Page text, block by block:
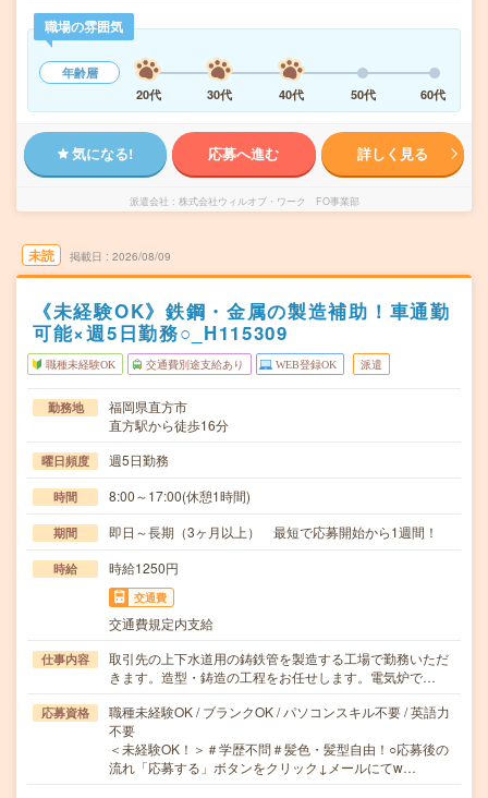
職場の雰囲気
年齢層
20代
30代 40代 50代 60代
気になる! 応募へ進む 詳しく見る
派遣会社 株式会社ウィルオブ・ワーク FO事業部
未読 掲載日 2026/08/09
《未経験OK》鉄鋼・金属の製造補助！車通勤
可能×週5日勤務○_H115309
職種未経験OK 交通費別途支給あり WEB登録OK 派遣
勤務地
福岡県直方市
直方駅から徒歩16分
曜日頻度 週5日勤務
時間 8:00～17:00(休憩1時間)
期間 即日～長期（3ヶ月以上） 最短で応募開始から1週間！
時給 時給1250円
交通費
交通費規定内支給
仕事内容
取引先の上下水道用の鋳鉄管を製造する工場で勤務いただ
きます。造型・鋳造の工程をお任せします。電気炉で…
応募資格
職種未経験OK / ブランクOK / パソコンスキル不要 / 英語力
不要
＜未経験OK！＞＃学歴不問＃髪色・髪型自由！○応募後の
流れ「応募する」ボタンをクリック↓メールにてw…